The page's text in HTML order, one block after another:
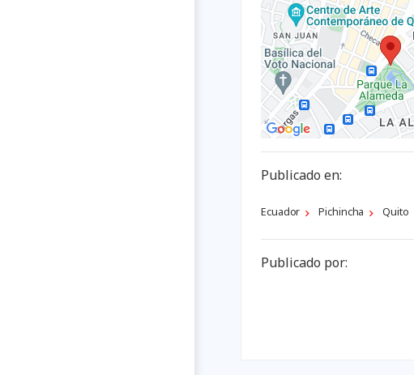
Publicado en:
Ecuador Pichincha Quito
Publicado por: